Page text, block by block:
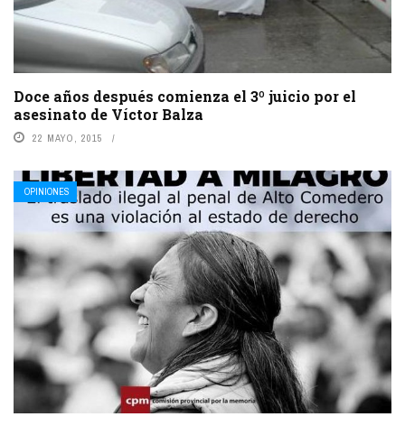
Doce años después comienza el 3º juicio por el
asesinato de Víctor Balza
22 MAYO, 2015
OPINIONES